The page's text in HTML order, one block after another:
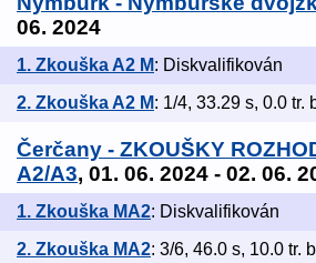
06. 2024
1. Zkouška A2 M: Diskvalifikován
2. Zkouška A2 M: 1/4, 33.29 s, 0.0 tr.
Čerčany - ZKOUŠKY
A2/A3, 01. 06. 2024 - 02. 06.
1. Zkouška MA2: Diskvalifikován
2. Zkouška MA2: 3/6, 46.0 s, 10.0 tr.